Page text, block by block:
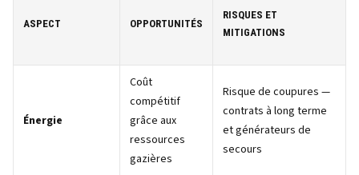
ASPECT OPPORTUNITÉS
RISQUES ET
MITIGATIONS
Énergie
Coût
compétitif
grâce aux
ressources
gazières
Risque de coupures —
contrats à long terme
et générateurs de
secours